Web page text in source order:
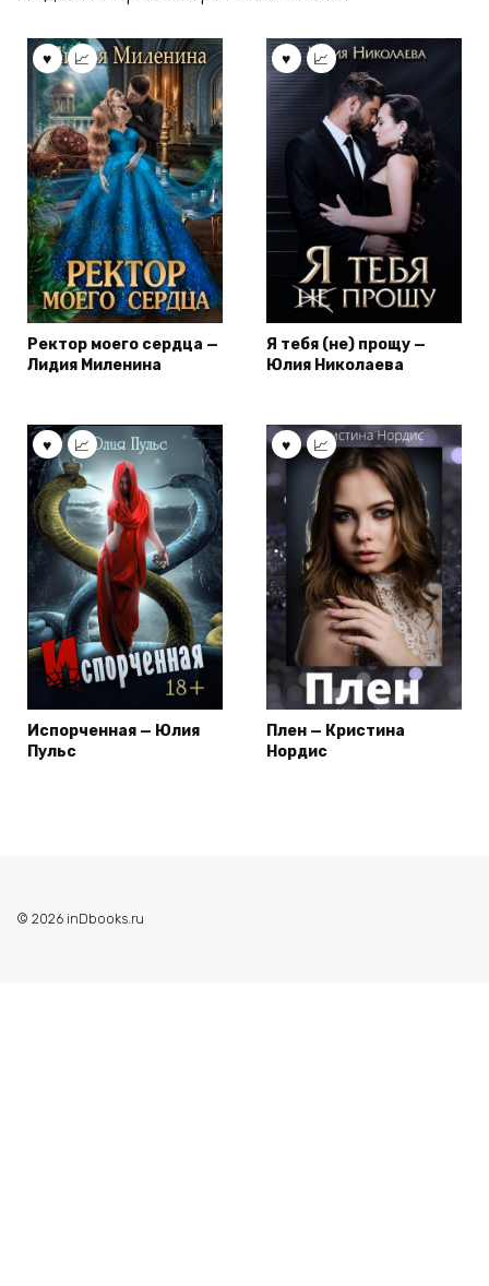
Ректор моего сердца —
Лидия Миленина
Я тебя (не) прощу —
Юлия Николаева
Испорченная — Юлия
Пульс
Плен — Кристина
Нордис
© 2026 inDbooks.ru